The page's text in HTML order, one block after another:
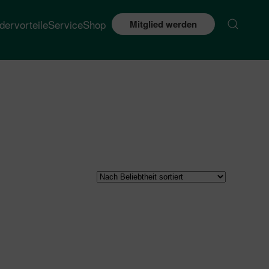
ServiceShop Mitglied werden